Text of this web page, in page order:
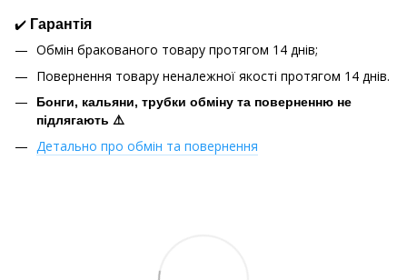
✔️ Гарантія
Обмін бракованого товару протягом 14 днів;
Повернення товару неналежної якості протягом 14 днів.
Бонги, кальяни, трубки обміну та поверненню не
підлягають ⚠️
Детально про обмін та повернення